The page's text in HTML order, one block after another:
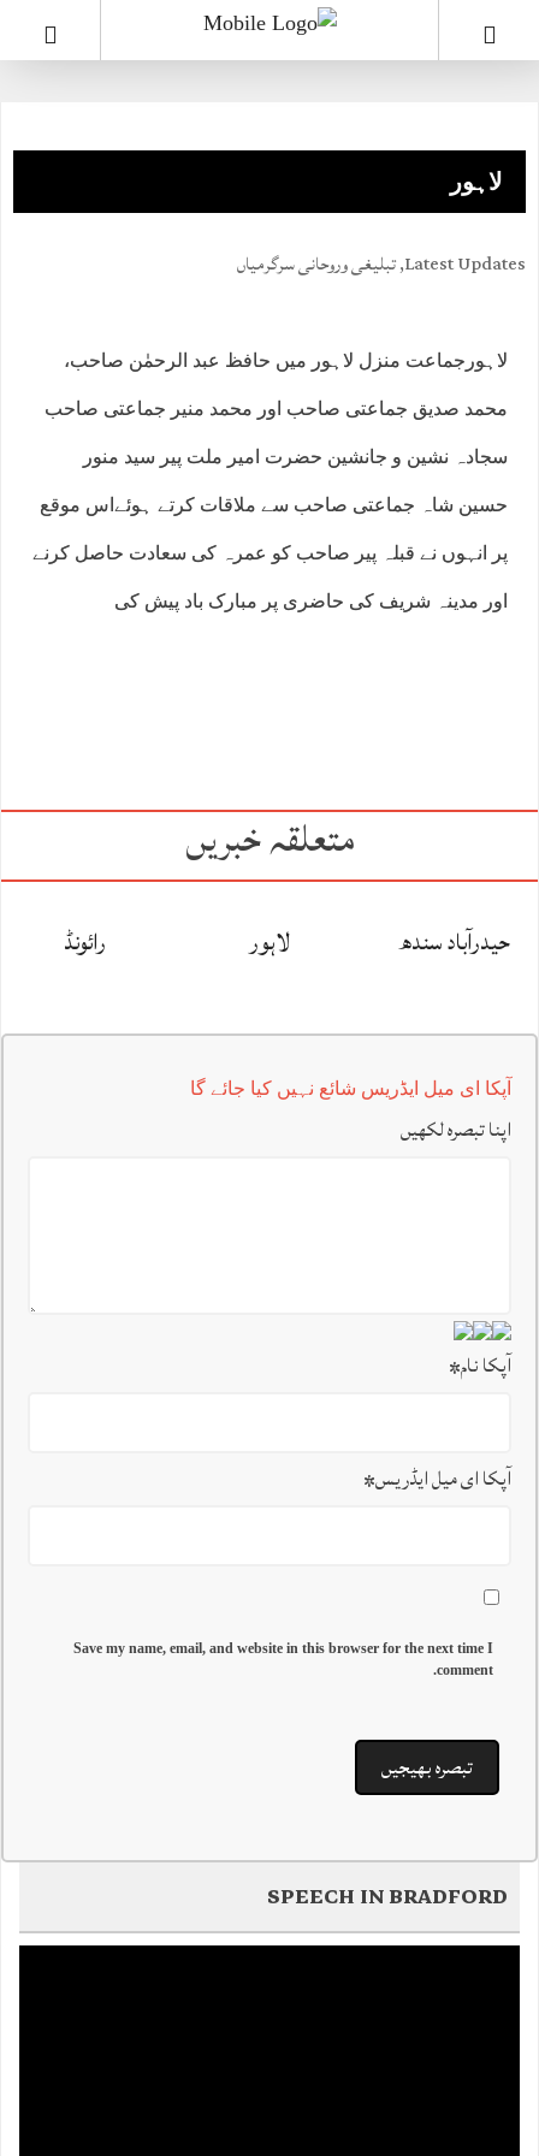
لاہور
Latest Updates
,تبلیغی وروحانی سرگرمیاں
لاہورجماعت منزل لاہور میں حافظ عبد الرحمٰن صاحب،
محمد صدیق جماعتی صاحب اور محمد منیر جماعتی صاحب
سجادہ نشین و جانشین حضرت امیر ملت پیر سید منور
حسین شاہ جماعتی صاحب سے ملاقات کرتے ہوئےاس موقع
پر انہوں نے قبلہ پیر صاحب کو عمرہ کی سعادت حاصل کرنے
اور مدینہ شریف کی حاضری پر مبارک باد پیش کی
متعلقہ خبریں
حیدرآباد سندھ لاہور رائونڈ
آپکا ای میل ایڈریس شائع نہیں کیا جائے گا
اپنا تبصرہ لکھیں
آپکا نام*
آپکا ای میل ایڈریس*
Save my name, email, and website in this browser for the next time I
comment.
SPEECH IN BRADFORD